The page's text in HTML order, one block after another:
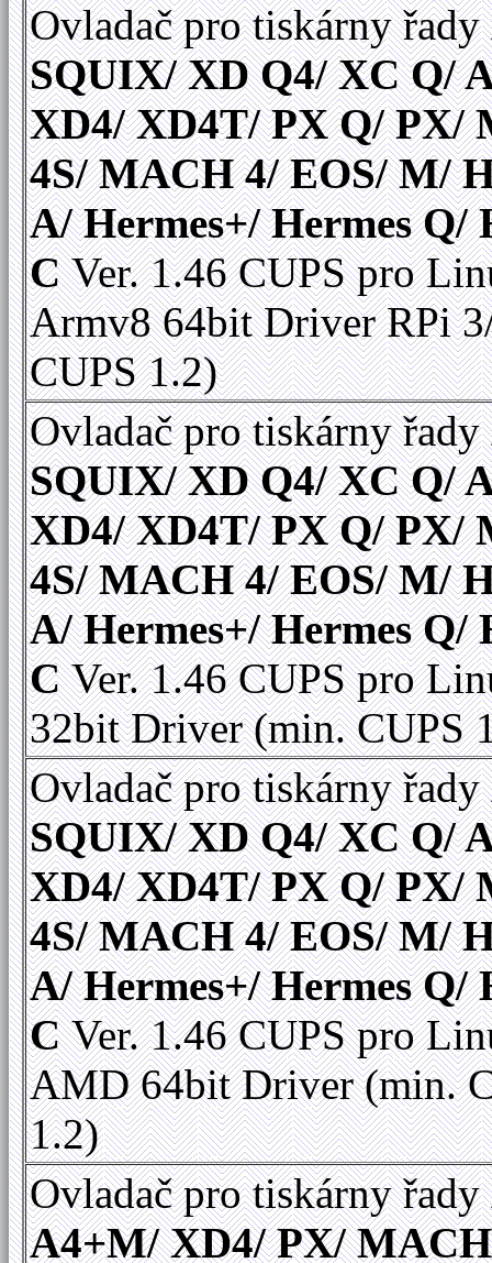
Ovladač pro tiskárny řady
SQUIX/ XD Q4/ XC Q/
XD4/ XD4T/ PX Q/ PX/
4S/ MACH 4/ EOS/ M/
A/ Hermes+/ Hermes Q/
CVer. 1.46 CUPS pro
Armv8 64bit Driver RPi
CUPS 1.2)
Ovladač pro tiskárny řady
SQUIX/ XD Q4/ XC Q/
XD4/ XD4T/ PX Q/ PX/
4S/ MACH 4/ EOS/ M/
A/ Hermes+/ Hermes Q/
CVer. 1.46 CUPS pro
32bit Driver (min. CUPS
Ovladač pro tiskárny řady
SQUIX/ XD Q4/ XC Q/
XD4/ XD4T/ PX Q/ PX/
4S/ MACH 4/ EOS/ M/
A/ Hermes+/ Hermes Q/
CVer. 1.46 CUPS pro
AMD 64bit Driver (min.
1.2)
Ovladač pro tiskárny řady
A4+M/ XD4/ PX/